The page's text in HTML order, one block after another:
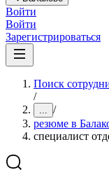
Войти
Войти
Зарегистрироваться
Поиск
/
... /
резюме в
специалист